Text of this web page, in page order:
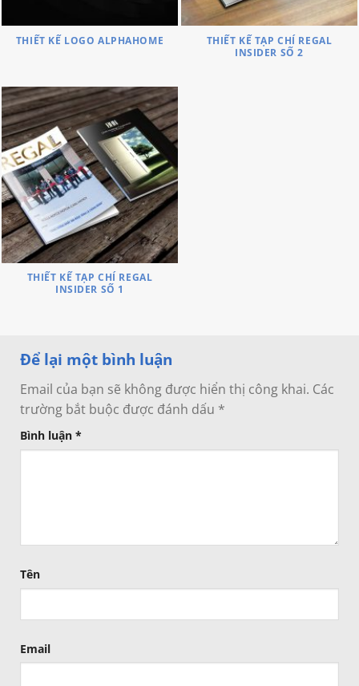
THIẾT KẾ LOGO ALPHAHOME
THIẾT KẾ TẠP CHÍ REGAL
INSIDER SỐ 2
THIẾT KẾ TẠP CHÍ REGAL
INSIDER SỐ 1
Để lại một bình luận
Email của bạn sẽ không được hiển thị công khai. Các
trường bắt buộc được đánh dấu *
Bình luận *
Tên
Email